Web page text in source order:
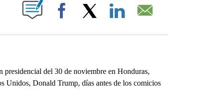
NEW PAGES ON "".
Facebook
presidencial del 30 de noviembre en Honduras,
Unidos, Donald Trump, días antes de los comicios